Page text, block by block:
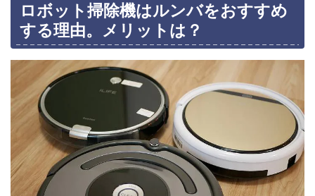
ロボット掃除機はルンバをおすすめ
する理由。メリットは？